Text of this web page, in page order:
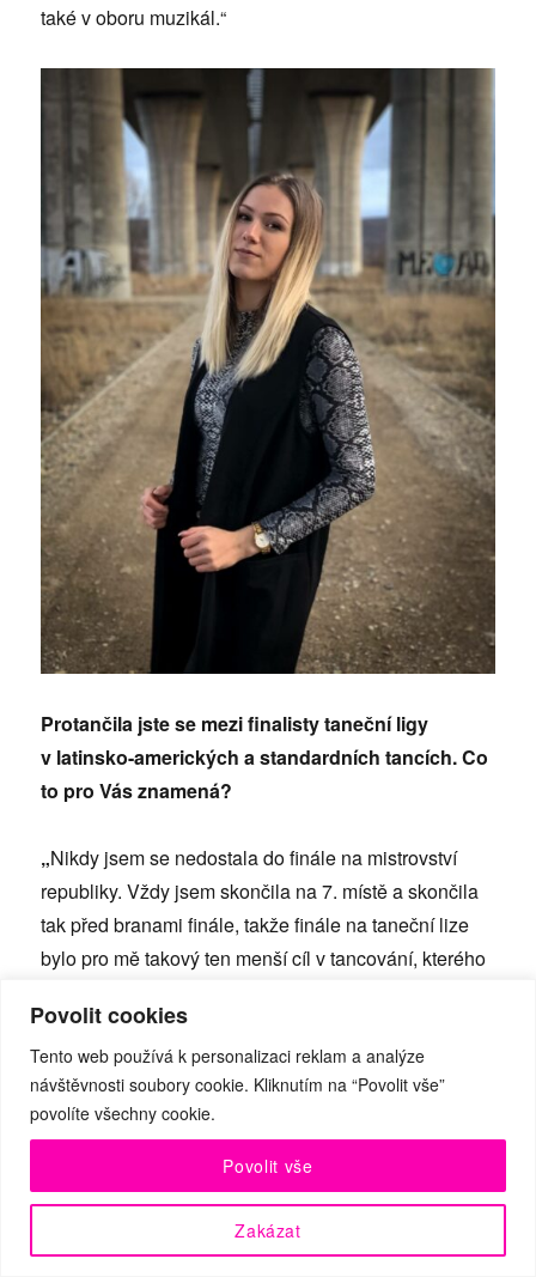
Povolit cookies
Tento web používá k personalizaci reklam a analýze
návštěvnosti soubory cookie. Kliknutím na “Povolit vše”
povolíte všechny cookie.
Zakázat
Povolit vše
také v oboru muzikál.“
Protančila jste se mezi finalisty taneční ligy
v latinsko-amerických a standardních tancích. Co
to pro Vás znamená?
„Nikdy jsem se nedostala do finále na mistrovství
republiky. Vždy jsem skončila na 7. místě a skončila
tak před branami finále, takže finále na taneční lize
bylo pro mě takový ten menší cíl v tancování, kterého
vždycky můj takový další cíl nebo sen a do teď mě
mrzí, že jsem si ho nesplnila. Kdo ví? Třeba se k
soutěžnímu tancování ještě vrátím a splním si ho.“